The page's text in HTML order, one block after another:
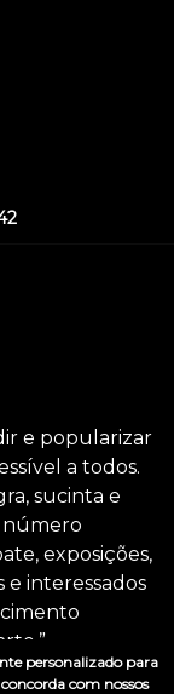
e popularizar
a todos.
sucinta e
número
exposições,
e interessados
personalizado para
com nossos